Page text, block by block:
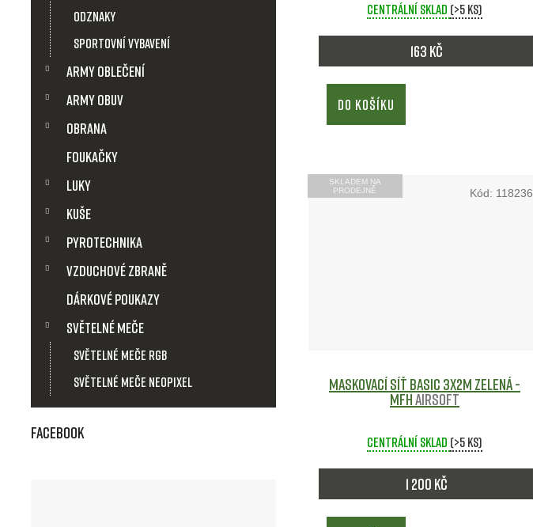
Odznaky
Sportovní vybavení
Army Oblečení
Army obuv
Obrana
Foukačky
Luky
Kuše
Pyrotechnika
Vzduchové zbraně
Dárkové poukazy
Světelné meče
Světelné meče RGB
Světelné meče Neopixel
Facebook
Centrální sklad (>5 ks)
163 Kč
DO KOŠÍKU
SKLADEM NA
PRODEJNĚ
Maskovací síť BASIC 3x2m Zelená -
MFHAirsoft
Centrální sklad (>5 ks)
1 200 Kč
Kód: 118236